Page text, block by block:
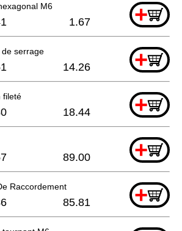
M6 +
1.67
de serrage +
14.26
fileté +
18.44
+
89.00
Raccordement +
85.81